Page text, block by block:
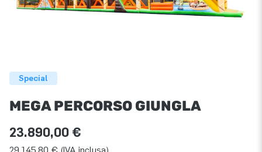
Special
MEGA PERCORSO GIUNGLA
23.890,00 €
29.145,80 € (IVA inclusa)